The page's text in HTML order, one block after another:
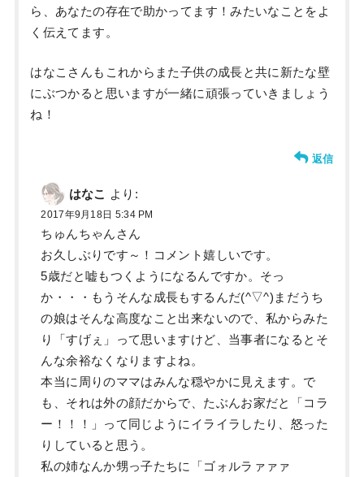
ら、あなたの存在で助かってます！みたいなことをよ
く伝えてます。
はなこさんもこれからまた子供の成長と共に新たな壁
にぶつかると思いますが一緒に頑張っていきましょう
ね！
返信
はなこ より:
2017年9月18日 5:34 PM
ちゅんちゃんさん
お久しぶりです～！コメント嬉しいです。
5歳だと嘘もつくようになるんですか。そっ
か・・・もうそんな成長もするんだ(^▽^)まだうち
の娘はそんな高度なこと出来ないので、私からみた
り「すげぇ」って思いますけど、当事者になるとそ
んな余裕なくなりますよね。
本当に周りのママはみんな穏やかに見えます。で
も、それは外の顔だからで、たぶんお家だと「コラ
ー！！！」って同じようにイライラしたり、怒った
りしていると思う。
私の姉なんか甥っ子たちに「ゴォルラァァァ